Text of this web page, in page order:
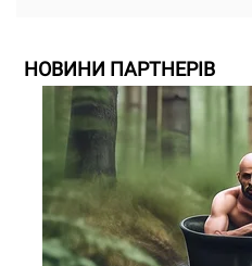
НОВИНИ ПАРТНЕРІВ